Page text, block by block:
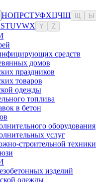
НОПРСТУФХЦЧШ Ы
STUVWX Y Z
средств
домов
праздников
товаров
одежды
топлива
в бетон
оборудования
услуг
строительной техники
изделий
одежды